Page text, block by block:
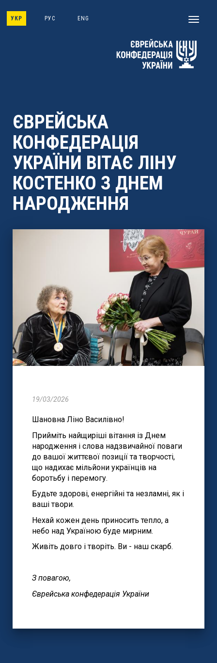
main
УКР РУС ENG
Toggle
ЄВРЕЙСЬКА
КОНФЕДЕРАЦІЯ
УКРАЇНИ ВІТАЄ ЛІНУ
КОСТЕНКО З ДНЕМ
НАРОДЖЕННЯ
19/03/2026
Шановна Ліно Василівно!
Прийміть найщиріші вітання із Днем
народження і слова надзвичайної поваги
до вашої життєвої позиції та творчості,
що надихає мільйони українців на
боротьбу і перемогу.
Будьте здорові, енергійні та незламні, як і
ваші твори.
Нехай кожен день приносить тепло, а
небо над Україною буде мирним.
Живіть довго і творіть. Ви - наш скарб.
З повагою,
Єврейська конфедерація України